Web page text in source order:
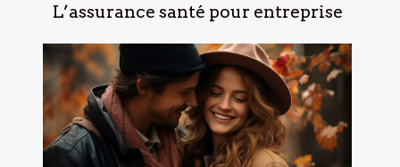
L’assurance santé pour entreprise